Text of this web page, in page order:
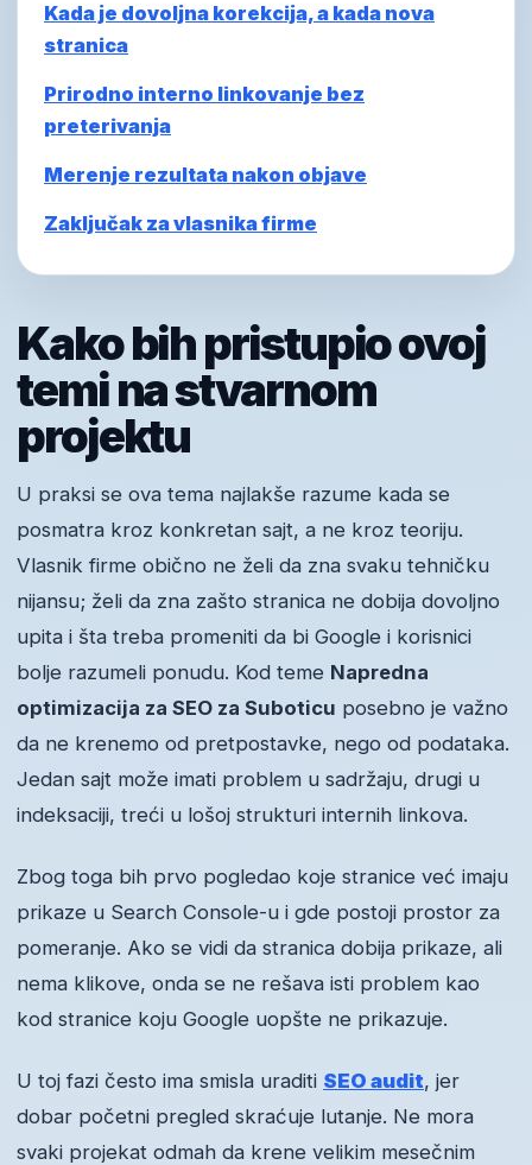
Kada je dovoljna korekcija, a kada nova
stranica
Prirodno interno linkovanje bez
preterivanja
Merenje rezultata nakon objave
Zaključak za vlasnika firme
Kako bih pristupio ovoj
temi na stvarnom
projektu
U praksi se ova tema najlakše razume kada se
posmatra kroz konkretan sajt, a ne kroz teoriju.
Vlasnik firme obično ne želi da zna svaku tehničku
nijansu; želi da zna zašto stranica ne dobija dovoljno
upita i šta treba promeniti da bi Google i korisnici
bolje razumeli ponudu. Kod teme Napredna
optimizacija za SEO za Suboticu posebno je važno
da ne krenemo od pretpostavke, nego od podataka.
Jedan sajt može imati problem u sadržaju, drugi u
indeksaciji, treći u lošoj strukturi internih linkova.
Zbog toga bih prvo pogledao koje stranice već imaju
prikaze u Search Console-u i gde postoji prostor za
pomeranje. Ako se vidi da stranica dobija prikaze, ali
nema klikove, onda se ne rešava isti problem kao
kod stranice koju Google uopšte ne prikazuje.
U toj fazi često ima smisla uraditi SEO audit, jer
dobar početni pregled skraćuje lutanje. Ne mora
svaki projekat odmah da krene velikim mesečnim